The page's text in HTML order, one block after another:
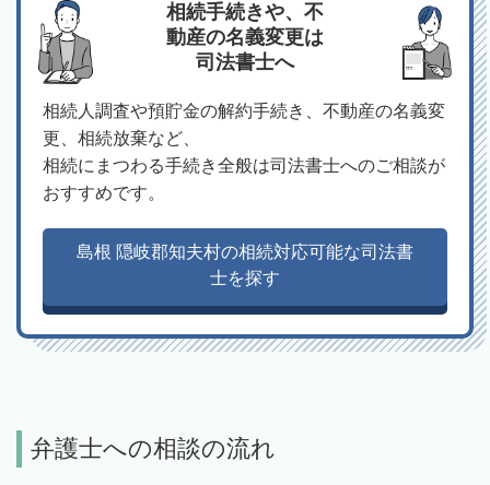
相続手続きや、不
動産の名義変更は
司法書士へ
相続人調査や預貯金の解約手続き、不動産の名義変
更、相続放棄など、
相続にまつわる手続き全般は司法書士へのご相談が
おすすめです。
島根 隠岐郡知夫村の相続対応可能な司法書
士を探す
弁護士への相談の流れ